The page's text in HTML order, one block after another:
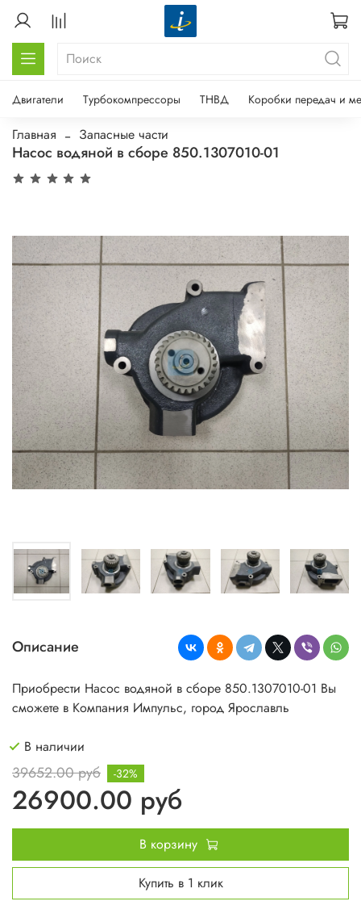
Двигатели Турбокомпрессоры ТНВД Коробки передач и
Главная Запасные части
Насос водяной в сборе 850.1307010-01
Описание
Приобрести Насос водяной в сборе 850.1307010-01 Вы
сможете в Компания Импульс, город Ярославль
В наличии
39652.00 руб
26900.00 руб
-32%
В корзину
Купить в 1 клик